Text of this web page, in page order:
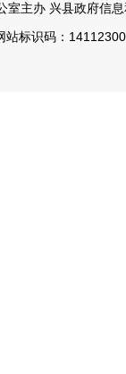
室主办 兴县政府信
站标识码：